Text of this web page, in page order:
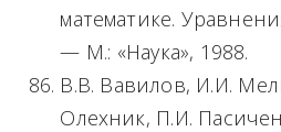
математике.
— М.: «Наука», 1988.
В.В. Вавилов, И.И.
Олехник, П.И.